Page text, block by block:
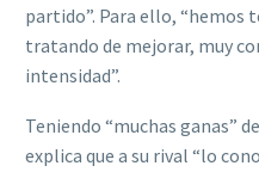
partido”. Para ello, “hemos
tratando de mejorar, muy
intensidad”.
Teniendo “muchas ganas”
explica que a su rival “lo